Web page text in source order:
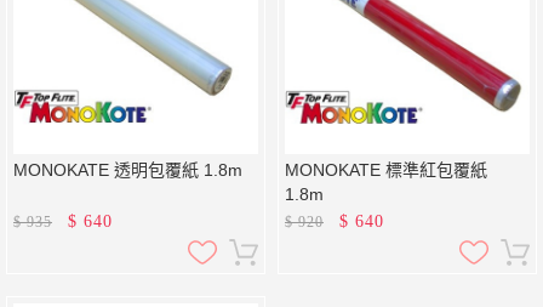
MONOKATE 透明包覆紙 1.8m
$935 $ 640
MONOKATE 標準紅包覆紙
1.8m
$920 $ 640